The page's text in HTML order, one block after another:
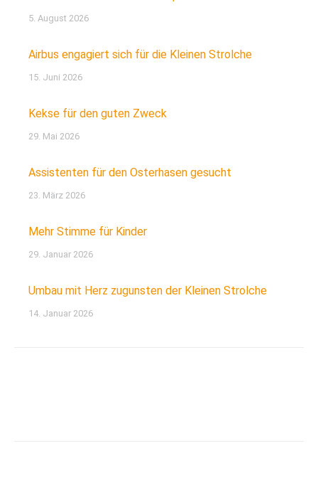
5. August 2026
Airbus engagiert sich für die Kleinen Strolche
15. Juni 2026
Kekse für den guten Zweck
29. Mai 2026
Assistenten für den Osterhasen gesucht
23. März 2026
Mehr Stimme für Kinder
29. Januar 2026
Umbau mit Herz zugunsten der Kleinen Strolche
14. Januar 2026